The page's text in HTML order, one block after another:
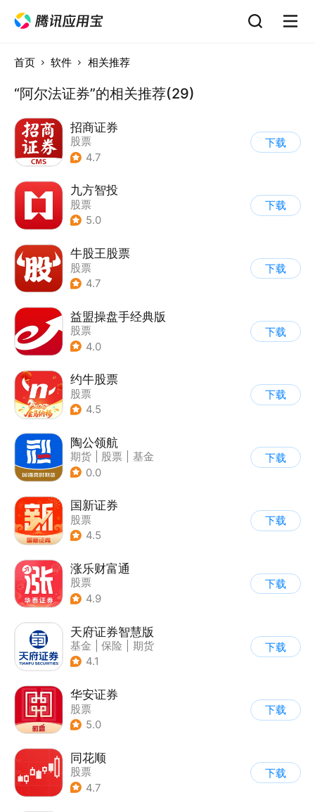
首页 软件 相关推荐
“阿尔法证券”的相关推荐(29)
招商证券
股票
4.7
下载
九方智投
股票
5.0
下载
牛股王股票
股票
4.7
下载
益盟操盘手经典版
股票
4.0
下载
约牛股票
股票
4.5
下载
陶公领航
期货 股票
基金
| 其他
0.0
下载
国新证券
股票
4.5
下载
涨乐财富通
股票
4.9
下载
天府证券智慧版
基金 保险
期货
4.1
下载
华安证券
股票
5.0
下载
同花顺
股票
4.7
下载